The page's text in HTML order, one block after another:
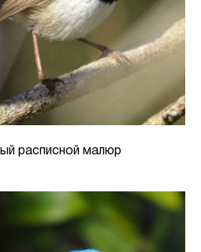
расписной малюр